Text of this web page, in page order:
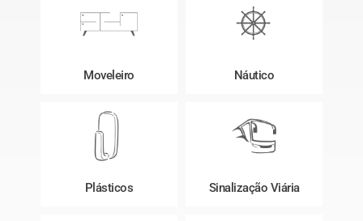
Moveleiro Náutico
Plásticos Sinalização Viária